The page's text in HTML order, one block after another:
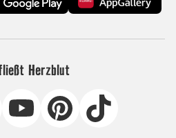
Herzblut